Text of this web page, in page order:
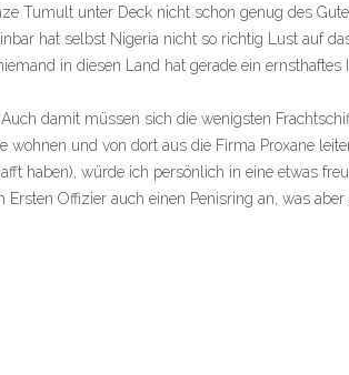
Tumult unter Deck nicht schon genug des
hat selbst Nigeria nicht so richtig Lust auf
in diesen Land hat gerade ein ernsthaftes
damit müssen sich die wenigsten
wohnen und von dort aus die Firma Proxane
haben), würde ich persönlich in eine etwas
Ersten Offizier auch einen Penisring an, was